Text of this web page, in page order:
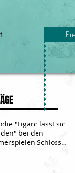
"Figaro lässt sich
bei den
Schloss